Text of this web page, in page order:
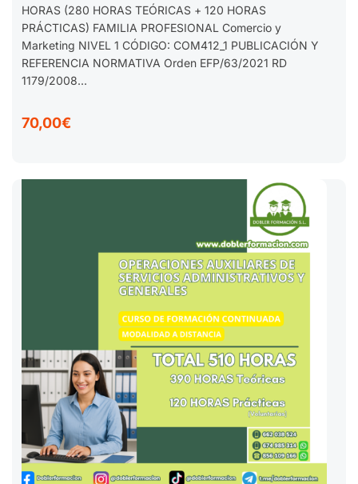
HORAS (280 HORAS TEÓRICAS + 120 HORAS
PRÁCTICAS) FAMILIA PROFESIONAL Comercio y
Marketing NIVEL 1 CÓDIGO: COM412_1 PUBLICACIÓN Y
REFERENCIA NORMATIVA Orden EFP/63/2021 RD
1179/2008...
70,00€